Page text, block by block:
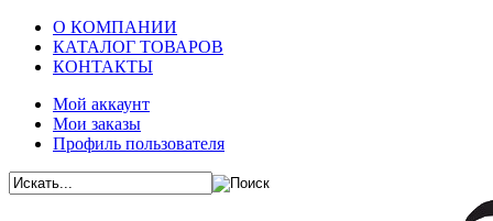
О КОМПАНИИ
КАТАЛОГ ТОВАРОВ
КОНТАКТЫ
Мой аккаунт
Мои заказы
Профиль пользователя